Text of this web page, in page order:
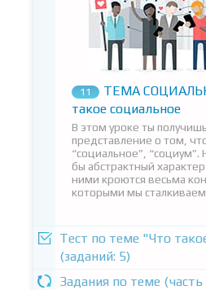
11
ТЕМА
такое социальное
В этом уроке ты
представление о том,
“социальное”,
бы абстрактный
ними кроются весьма
которыми мы
Тест по теме "Что
(заданий: 5)
Задания по теме